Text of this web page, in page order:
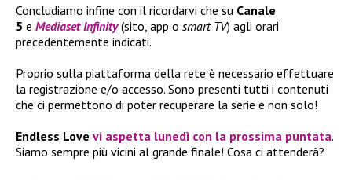
Concludiamo infine con il ricordarvi che su Canale
5 e Mediaset Infinity(sito, app o smart TV) agli orari
precedentemente indicati.
Proprio sulla piattaforma della rete è necessario effettuare
la registrazione e/o accesso. Sono presenti tutti i contenuti
che ci permettono di poter recuperare la serie e non solo!
Endless Love vi aspetta lunedì con la prossima puntata.
Siamo sempre più vicini al grande finale! Cosa ci attenderà?